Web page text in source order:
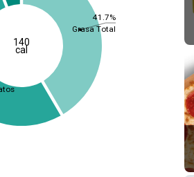
41.7%
Grasa Total
140
cal